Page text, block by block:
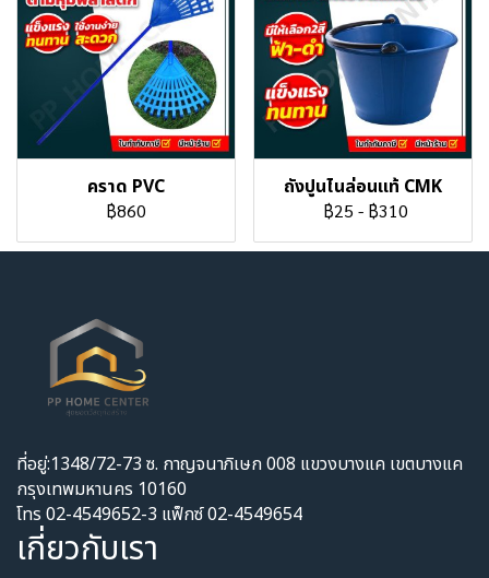
คราด PVC
฿860
ถังปูนไนล่อนแท้ CMK
฿25 - ฿310
ที่อยู่:1348/72-73 ซ. กาญจนาภิเษก 008 แขวงบางแค เขตบางแค
กรุงเทพมหานคร 10160
โทร 02-4549652-3 แฟ็กซ์ 02-4549654
เกี่ยวกับเรา